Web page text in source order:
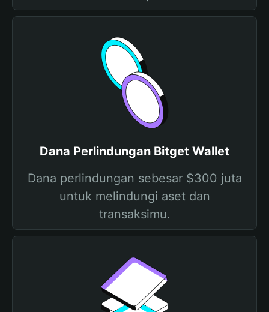
Dana Perlindungan Bitget Wallet
Dana perlindungan sebesar $300 juta
untuk melindungi aset dan
transaksimu.